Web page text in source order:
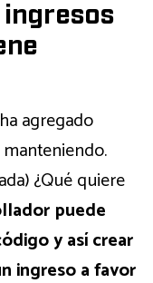
agregado
¿Qué quiere
puede
y así crear
ingreso a favor